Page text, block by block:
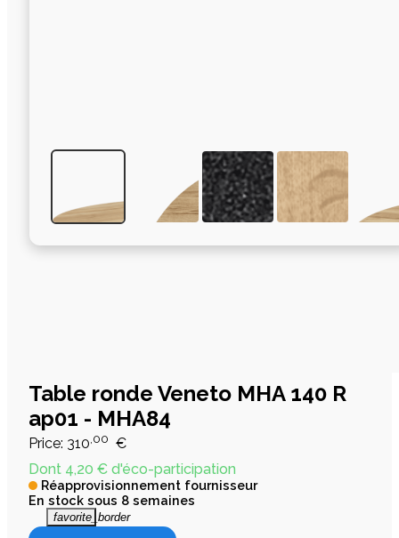
Table ronde Veneto MHA 140 R
ap01 - MHA84
Price: 310 ,00 €
Dont 4,20 € d'éco-participation
Réapprovisionnement fournisseur
En stock sous 8 semaines
favorite_border